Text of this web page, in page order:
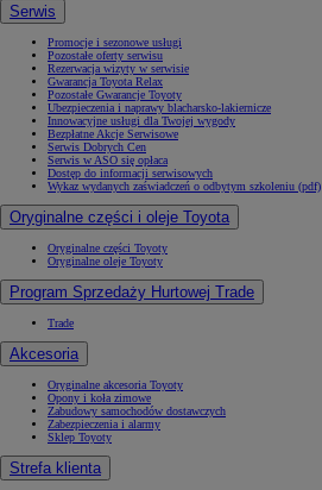
Serwis
Promocje i sezonowe usługi
Pozostałe oferty serwisu
Rezerwacja wizyty w serwisie
Gwarancja Toyota Relax
Pozostałe Gwarancje Toyoty
Ubezpieczenia i naprawy blacharsko-lakiernicze
Innowacyjne usługi dla Twojej wygody
Bezpłatne Akcje Serwisowe
Serwis Dobrych Cen
Serwis w ASO się opłaca
Dostęp do informacji serwisowych
Wykaz wydanych zaświadczeń o odbytym szkoleniu (pdf)
Oryginalne części i oleje Toyota
Oryginalne części Toyoty
Oryginalne oleje Toyoty
Program Sprzedaży Hurtowej Trade
Trade
Akcesoria
Oryginalne akcesoria Toyoty
Opony i koła zimowe
Zabudowy samochodów dostawczych
Zabezpieczenia i alarmy
Sklep Toyoty
Strefa klienta